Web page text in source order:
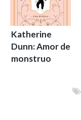
Katherine
Dunn: Amor de
monstruo